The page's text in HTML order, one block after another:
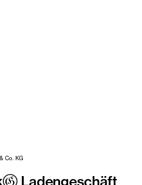
Co. KG
Ladengeschäft